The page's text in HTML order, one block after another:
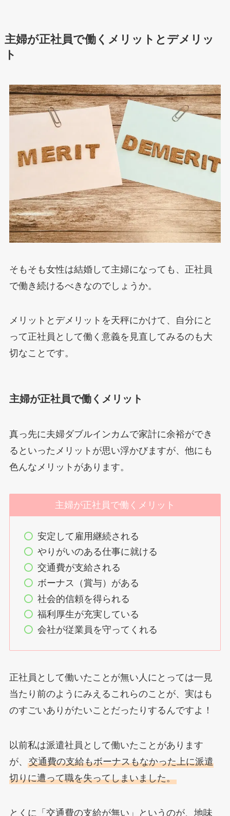
主婦が正社員で働くメリットとデメリッ
ト
そもそも女性は結婚して主婦になっても、正社員
で働き続けるべきなのでしょうか。
メリットとデメリットを天秤にかけて、自分にと
って正社員として働く意義を見直してみるのも大
切なことです。
主婦が正社員で働くメリット
真っ先に夫婦ダブルインカムで家計に余裕ができ
るといったメリットが思い浮かびますが、他にも
色んなメリットがあります。
主婦が正社員で働くメリット
安定して雇用継続される
やりがいのある仕事に就ける
交通費が支給される
ボーナス（賞与）がある
社会的信頼を得られる
福利厚生が充実している
会社が従業員を守ってくれる
正社員として働いたことが無い人にとっては一見
当たり前のようにみえるこれらのことが、実はも
のすごいありがたいことだったりするんですよ！
以前私は派遣社員として働いたことがあります
が、 交通費の支給もボーナスもなかった上に派遣
切りに遭って職を失ってしまいました。
とくに「交通費の支給が無い」というのが、地味